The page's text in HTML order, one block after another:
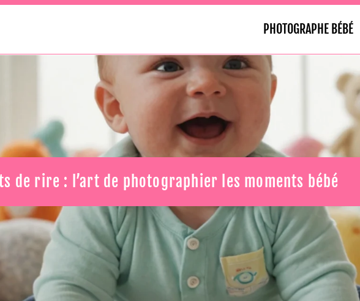
PHOTOGRAPHE BÉBÉ
de rire : l’art de photographier les moments bébé